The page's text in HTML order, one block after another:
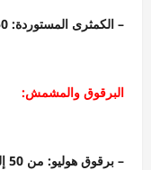
– الكمثرى المستوردة: 150 جنيهًا للكيلو.
البرقوق والمشمش:
– برقوق هوليو: من 50 إلى 110 جنيهات.